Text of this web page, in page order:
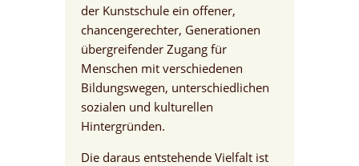
der Kunstschule ein offener,
chancengerechter, Generationen
übergreifender Zugang für
Menschen mit verschiedenen
Bildungswegen, unterschiedlichen
sozialen und kulturellen
Hintergründen.
Die daraus entstehende Vielfalt ist